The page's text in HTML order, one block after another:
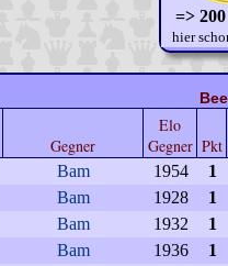
=>
hier
Gegner
Elo
Gegner Pkt
Bam 1954
1
Bam 1928
1
Bam 1932
1
Bam 1936
1